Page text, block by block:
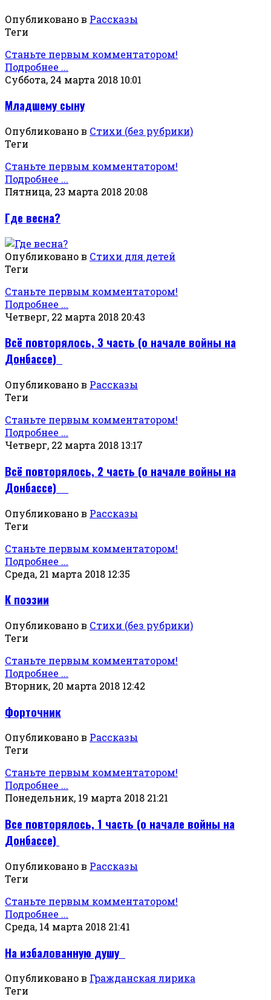
Опубликовано в Рассказы
Теги
Станьте первым комментатором!
Подробнее ...
Суббота, 24 марта 2018 10:01
Младшему сыну
Опубликовано в Стихи (без рубрики)
Теги
Станьте первым комментатором!
Подробнее ...
Пятница, 23 марта 2018 20:08
Где весна?
Опубликовано в Стихи для детей
Теги
Станьте первым комментатором!
Подробнее ...
Четверг, 22 марта 2018 20:43
Всё повторялось, 3 часть (о начале войны на
Донбассе)
Опубликовано в Рассказы
Теги
Станьте первым комментатором!
Подробнее ...
Четверг, 22 марта 2018 13:17
Всё повторялось, 2 часть (о начале войны на
Донбассе)
Опубликовано в Рассказы
Теги
Станьте первым комментатором!
Подробнее ...
Среда, 21 марта 2018 12:35
К поэзии
Опубликовано в Стихи (без рубрики)
Теги
Станьте первым комментатором!
Подробнее ...
Вторник, 20 марта 2018 12:42
Форточник
Опубликовано в Рассказы
Теги
Станьте первым комментатором!
Подробнее ...
Понедельник, 19 марта 2018 21:21
Все повторялось, 1 часть (о начале войны на
Донбассе)
Опубликовано в Рассказы
Теги
Станьте первым комментатором!
Подробнее ...
Среда, 14 марта 2018 21:41
На избалованную душу
Опубликовано в Гражданская лирика
Теги